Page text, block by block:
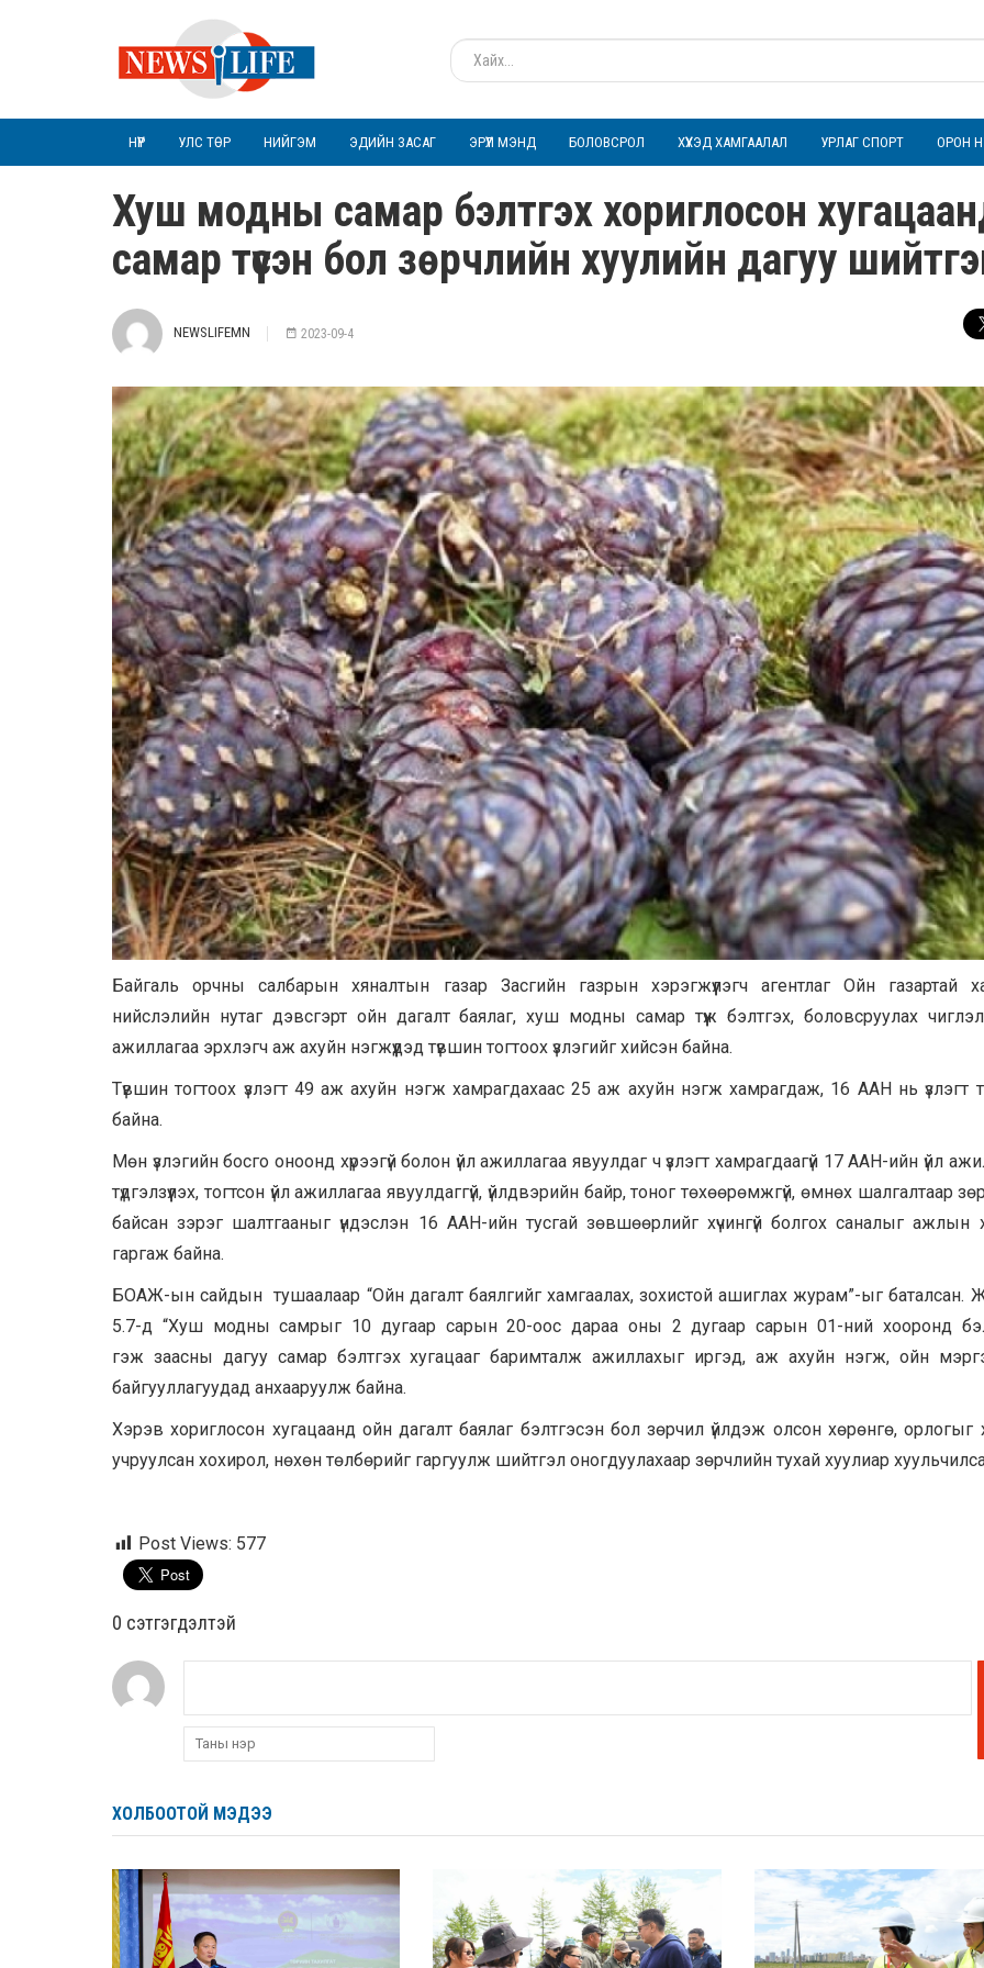
НҮҮР УЛС ТӨР НИЙГЭМ ЭДИЙН ЗАСАГ ЭРҮҮЛ МЭНД БОЛОВСРОЛ ХҮҮХЭД ХАМГААЛАЛ УРЛАГ СПОРТ ОРОН
Хуш модны самар бэлтгэх хориглосон
самар түүсэн бол зөрчлийн хуулийн дагуу
NEWSLIFEMN 2023-09-4
Байгаль орчны салбарын хяналтын газар Засгийн газрын хэрэгжүүлэгч агентлаг Ойн газартай
нийслэлийн нутаг дэвсгэрт ойн дагалт баялаг, хуш модны самар түүж бэлтгэх, боловсруулах
ажиллагаа эрхлэгч аж ахуйн нэгжүүдэд түвшин тогтоох үзлэгийг хийсэн байна.
Түвшин тогтоох үзлэгт 49 аж ахуйн нэгж хамрагдахаас 25 аж ахуйн нэгж хамрагдаж, 16 ААН нь үзлэгт
байна.
Мөн үзлэгийн босго оноонд хүрээгүй болон үйл ажиллагаа явуулдаг ч үзлэгт хамрагдаагүй 17 ААН-ийн үйл
түдгэлзүүлэх, тогтсон үйл ажиллагаа явуулдаггүй, үйлдвэрийн байр, тоног төхөөрөмжгүй, өмнөх шалгалтаар
байсан зэрэг шалтгааныг үндэслэн 16 ААН-ийн тусгай зөвшөөрлийг хүчингүй болгох саналыг ажлын
гаргаж байна.
БОАЖ-ын сайдын тушаалаар “Ойн дагалт баялгийг хамгаалах, зохистой ашиглах журам”-ыг баталсан.
5.7-д “Хуш модны самрыг 10 дугаар сарын 20-оос дараа оны 2 дугаар сарын 01-ний хооронд
гэж заасны дагуу самар бэлтгэх хугацааг баримталж ажиллахыг иргэд, аж ахуйн нэгж, ойн
байгууллагуудад анхааруулж байна.
Хэрэв хориглосон хугацаанд ойн дагалт баялаг бэлтгэсэн бол зөрчил үйлдэж олсон хөрөнгө, орлогыг
учруулсан хохирол, нөхөн төлбөрийг гаргуулж шийтгэл оногдуулахаар зөрчлийн тухай хуулиар
Post Views: 577
0 cэтгэгдэлтэй
ХОЛБООТОЙ МЭДЭЭ